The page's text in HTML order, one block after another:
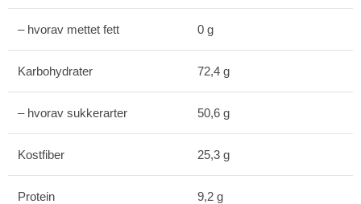
– hvorav mettet fett 0 g
Karbohydrater 72,4 g
– hvorav sukkerarter 50,6 g
Kostfiber 25,3 g
Protein 9,2 g